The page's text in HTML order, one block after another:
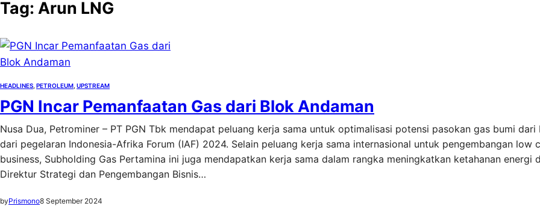
Tag: Arun LNG
HEADLINES PETROLEUM UPSTREAM
PGN Incar Pemanfaatan Gas dari Blok Andaman
Nusa Dua, Petrominer – PT PGN Tbk mendapat peluang kerja sama untuk optimalisasi potensi pasokan gas bumi dari
dari pegelaran Indonesia-Afrika Forum (IAF) 2024. Selain peluang kerja sama internasional untuk pengembangan low
business, Subholding Gas Pertamina ini juga mendapatkan kerja sama dalam rangka meningkatkan ketahanan energi
Direktur Strategi dan Pengembangan Bisnis…
byPrismono8 September 2024